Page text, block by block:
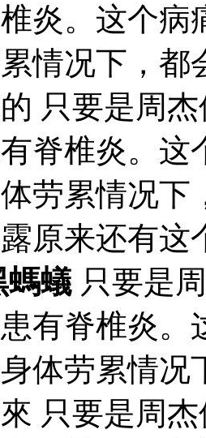
炎。这个病
情况下，都
只要是周
脊椎炎。这
劳累情况下
原来还有
螞蟻 只要是
有脊椎炎。
体劳累情
只要是周